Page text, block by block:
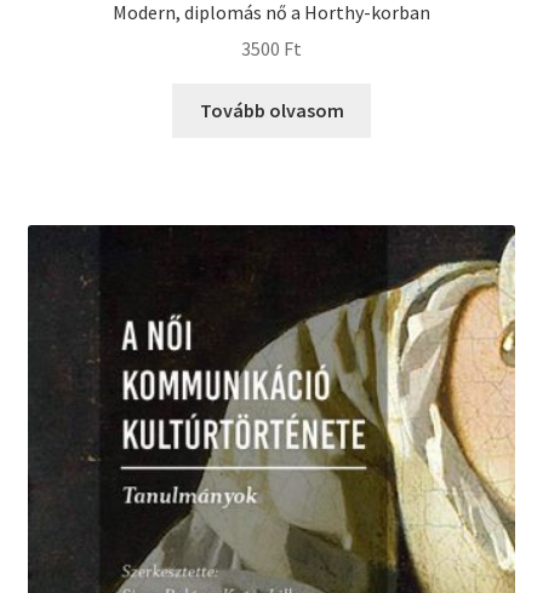
Modern, diplomás nő a Horthy-korban
3500 Ft
Tovább olvasom